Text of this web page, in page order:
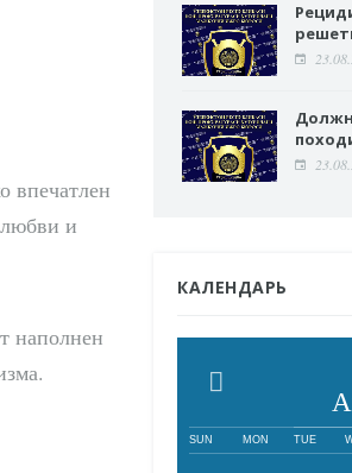
впечатлен
и
наполнен
КАЛЕНДАРЬ
SUN MON TUE